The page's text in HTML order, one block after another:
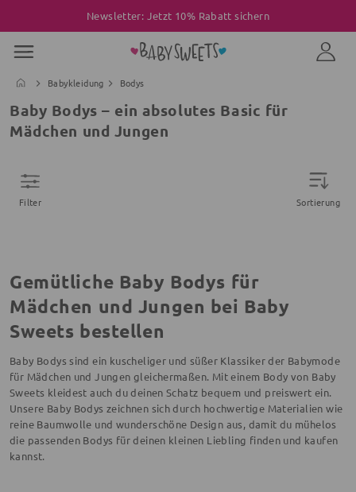
Newsletter: Jetzt 10% Rabatt sichern
Babykleidung Bodys
Baby Bodys – ein absolutes Basic für
Mädchen und Jungen
Filter Sortierung
Gemütliche Baby Bodys für
Mädchen und Jungen bei Baby
Sweets bestellen
Baby Bodys sind ein kuscheliger und süßer Klassiker der Babymode
für Mädchen und Jungen gleichermaßen. Mit einem Body von Baby
Sweets kleidest auch du deinen Schatz bequem und preiswert ein.
Unsere Baby Bodys zeichnen sich durch hochwertige Materialien wie
reine Baumwolle und wunderschöne Design aus, damit du mühelos
die passenden Bodys für deinen kleinen Liebling finden und kaufen
kannst.